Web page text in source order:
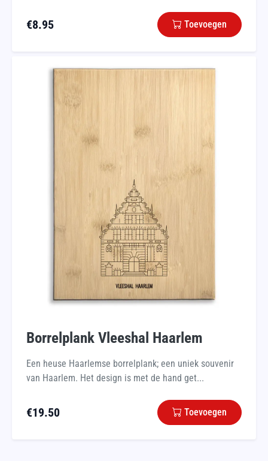
€8.95 Toevoegen
Borrelplank Vleeshal Haarlem
Een heuse Haarlemse borrelplank; een uniek souvenir
van Haarlem. Het design is met de hand get...
€19.50 Toevoegen